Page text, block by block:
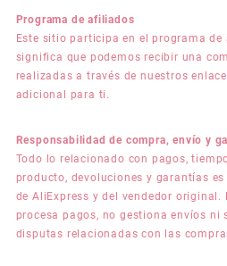
Programa de afiliados
Este sitio participa en el programa
significa que podemos recibir una
realizadas a través de nuestros
adicional para ti.
Responsabilidad de compra, envío y
Todo lo relacionado con pagos,
producto, devoluciones y garantías
de AliExpress y del vendedor original.
procesa pagos, no gestiona envíos ni
disputas relacionadas con las